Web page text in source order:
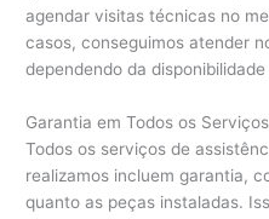
agendar visitas técnicas no
casos, conseguimos atender
dependendo da
Garantia em Todos os Serviços
Todos os serviços de
realizamos incluem garantia,
quanto as peças instaladas.